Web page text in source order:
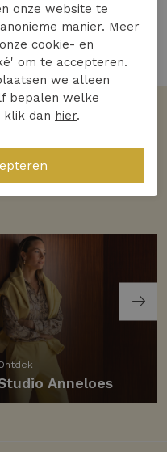
Anneloes
onze website te
manier. Meer
cookie- en
om te accepteren.
we alleen
bepalen welke
klik dan hier.